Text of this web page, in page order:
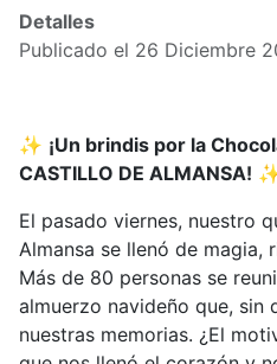
Detalles
Publicado el 26 Diciembre
✨ ¡Un brindis por la
CASTILLO DE ALMANSA!
El pasado viernes, nuestro
Almansa se llenó de magia,
Más de 80 personas se
almuerzo navideño que, sin
nuestras memorias. ¿El